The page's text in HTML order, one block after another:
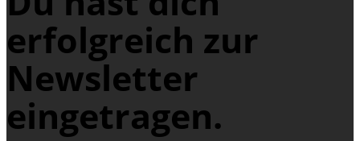
erfolgreich zur
Newsletter
eingetragen.